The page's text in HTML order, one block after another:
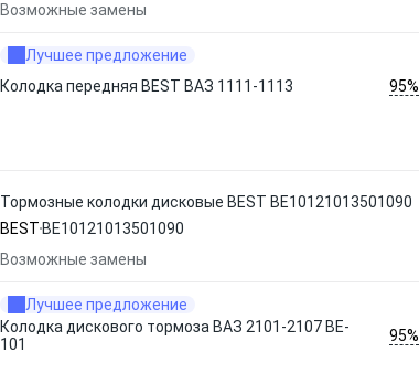
Возможные замены
Лучшее предложение
Колодка передняя BEST ВАЗ 1111-1113
95%
Тормозные колодки дисковые BEST BE10121013501090
BEST BE10121013501090
Возможные замены
Лучшее предложение
Колодка дискового тормоза ВАЗ 2101-2107 BE-
101
95%